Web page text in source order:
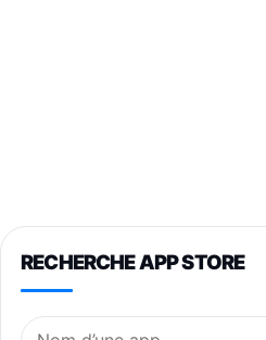
RECHERCHE APP STORE
Nom de l’application